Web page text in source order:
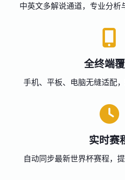
中英文多解说通道，专业分析
全终端
手机、平板、电脑无缝适配
实时赛
自动同步最新世界杯赛程，